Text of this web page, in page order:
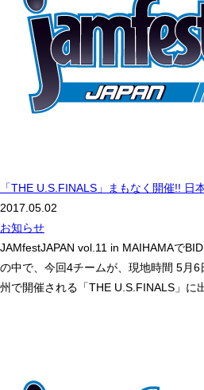
「THE U.S.FINALS」まもなく開催!! 日
2017.05.02
お知らせ
JAMfestJAPAN vol.11 in MAIHAMAで
の中で、今回4チームが、現地時間 5月
州で開催される「THE U.S.FINALS」に